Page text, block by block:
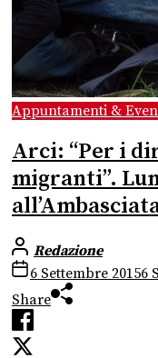
Appuntamenti &
Arci: “Per i
migranti”.
Redazione
6 Settembre 20156
Share